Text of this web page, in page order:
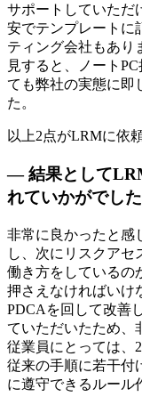
サポートしていただ
安でテンプレートに
ティング会社もあり
見すると、ノート
ても弊社の実態に即
た。
以上2点がLRMに依
— 結果として
れていかがでした
非常に良かったと感
し、次にリスクアセ
働き方をしているの
押さえなければいけ
PDCAを回して改善
ていただいたため、
従業員にとっては、
従来の手順に若干付
に遵守できるルール